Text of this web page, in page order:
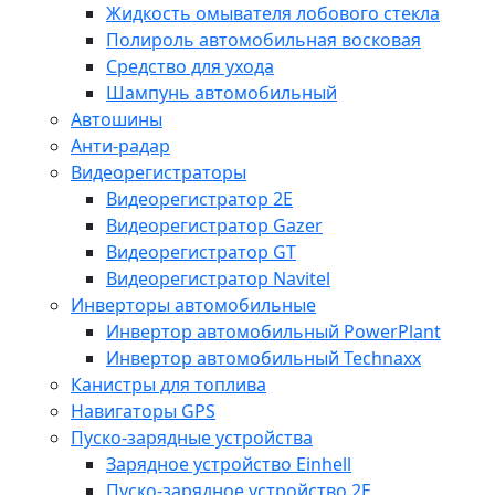
Жидкость омывателя лобового стекла
Полироль автомобильная восковая
Средство для ухода
Шампунь автомобильный
Автошины
Анти-радар
Видеорегистраторы
Видеорегистратор 2E
Видеорегистратор Gazer
Видеорегистратор GT
Видеорегистратор Navitel
Инверторы автомобильные
Инвертор автомобильный PowerPlant
Инвертор автомобильный Technaxx
Канистры для топлива
Навигаторы GPS
Пуско-зарядные устройства
Зарядное устройство Einhell